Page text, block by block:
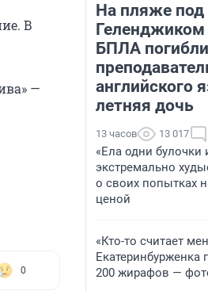
В
—
0
На пляже под
Геленджиком
БПЛА погибли
английского
летняя дочь
13 часов 13 017
«Ела одни
экстремально
о своих попытках
ценой
«Кто-то считает
200 жирафов —